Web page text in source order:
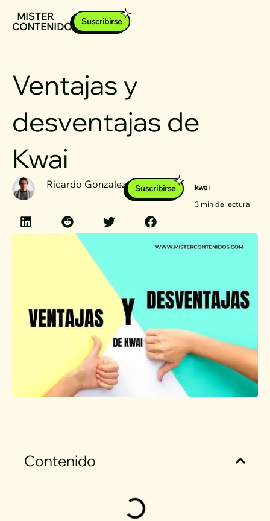
MISTER
CONTENIDOS Suscribirse
Ventajas y
desventajas de
Kwai
Ricardo Gonzalez Suscribirse
kwai
3 min de lectura
Contenido